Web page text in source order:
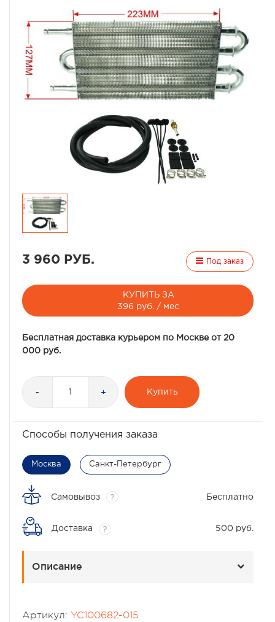
3 960 РУБ. Под заказ
КУПИТЬ ЗА
396 руб. / мес
Бесплатная доставка курьером по Москве от 20
000 руб.
- + Купить
Способы получения заказа
Москва Санкт-Петербург
Самовывоз ? Бесплатно
Доставка ? 500 руб.
Описание
Артикул: YC100682-015